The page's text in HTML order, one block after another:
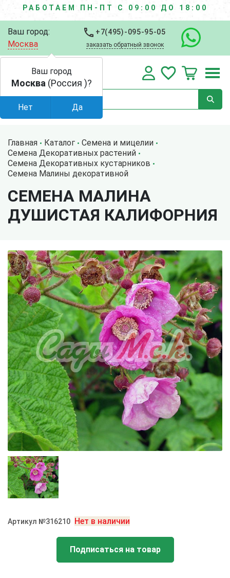
РАБОТАЕМ ПН-ПТ С 09:00 ДО 18:00
Ваш город:
Москва
+7(495)-095-95-05
заказать обратный звонок
Главная Каталог
Семена и мицелии
Семена Декоративных растений
Семена Декоративных кустарников
Семена Малины декоративной
СЕМЕНА МАЛИНА
ДУШИСТАЯ КАЛИФОРНИЯ
Артикул №316210 Нет в наличии
Подписаться на товар
Ваш город
Москва (Россия )?
Нет Да